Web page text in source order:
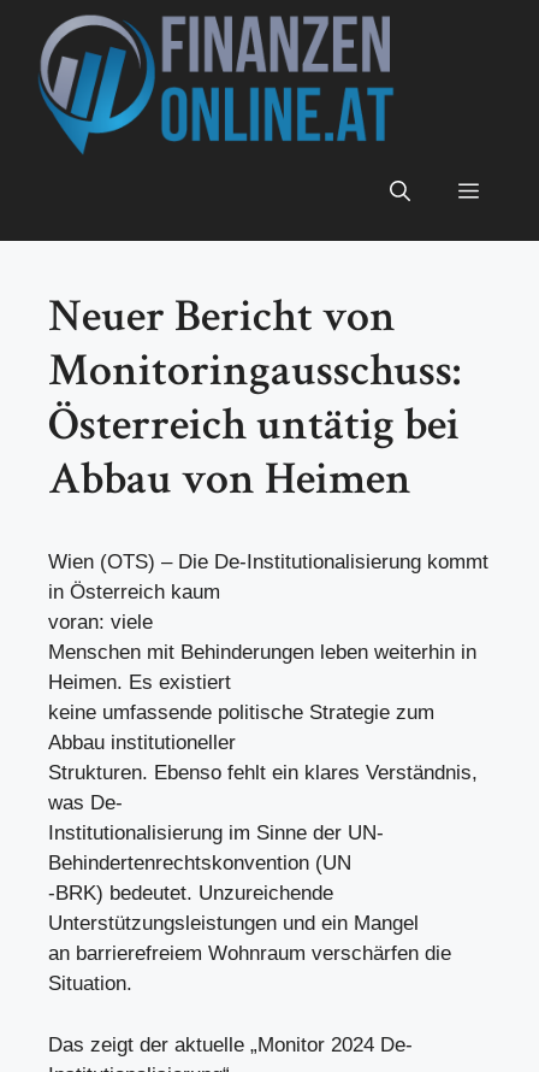
Inhalt
springen
Menü
Neuer Bericht von
Monitoringausschuss:
Österreich untätig bei
Abbau von Heimen
Wien (OTS) – Die De-Institutionalisierung kommt
in Österreich kaum
voran: viele
Menschen mit Behinderungen leben weiterhin in
Heimen. Es existiert
keine umfassende politische Strategie zum
Abbau institutioneller
Strukturen. Ebenso fehlt ein klares Verständnis,
was De-
Institutionalisierung im Sinne der UN-
Behindertenrechtskonvention (UN
-BRK) bedeutet. Unzureichende
Unterstützungsleistungen und ein Mangel
an barrierefreiem Wohnraum verschärfen die
Situation.
Das zeigt der aktuelle „Monitor 2024 De-